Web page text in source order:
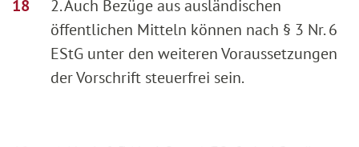
2. Auch Bezüge aus ausländischen
öffentlichen Mitteln können nach § 3 Nr. 6
EStG unter den weiteren Voraussetzungen
der Vorschrift steuerfrei sein.